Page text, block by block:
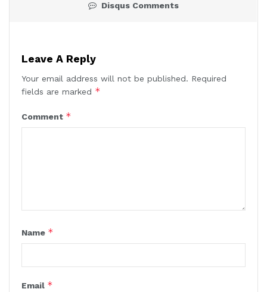
Disqus Comments
Leave A Reply
Your email address will not be published. Required
fields are marked *
Comment *
Name *
Email *